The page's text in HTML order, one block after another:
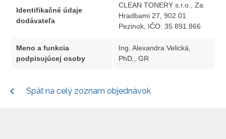
Identifikačné údaje
dodávateľa
CLEAN TONERY s.r.o., Za
Hradbami 27, 902 01
Pezinok, IČO: 35 891 866
Meno a funkcia
podpisujúcej osoby
Ing. Alexandra Velická,
PhD., GR
Späť na celý zoznam objednávok